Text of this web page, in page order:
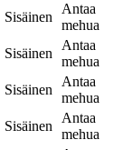
Sisäinen
Antaa
mehua
Sisäinen
Antaa
mehua
Sisäinen
Antaa
mehua
Sisäinen
Antaa
mehua